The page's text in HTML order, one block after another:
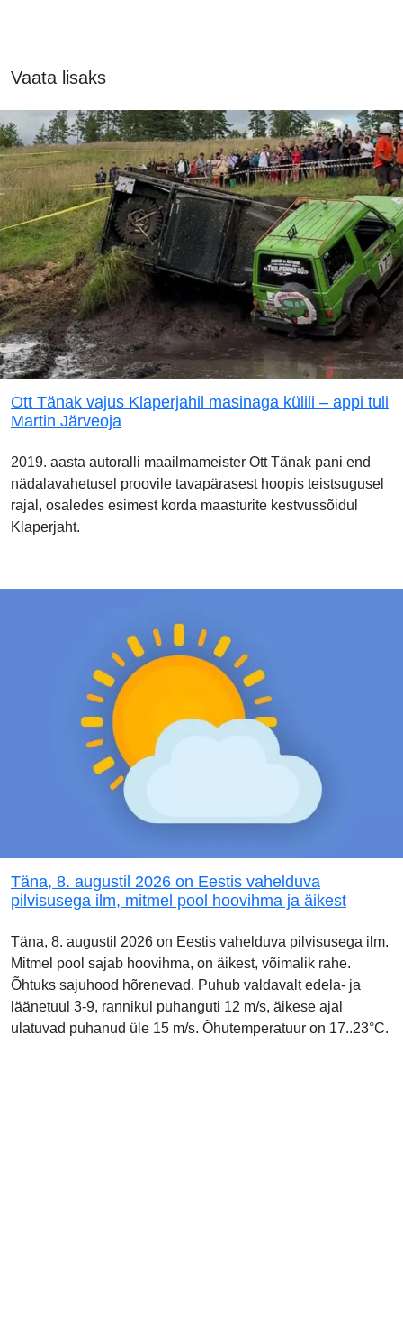
Vaata lisaks
Ott Tänak vajus Klaperjahil masinaga külili – appi tuli
Martin Järveoja
2019. aasta autoralli maailmameister Ott Tänak pani end
nädalavahetusel proovile tavapärasest hoopis teistsugusel
rajal, osaledes esimest korda maasturite kestvussõidul
Klaperjaht.
Täna, 8. augustil 2026 on Eestis vahelduva
pilvisusega ilm, mitmel pool hoovihma ja äikest
Täna, 8. augustil 2026 on Eestis vahelduva pilvisusega ilm.
Mitmel pool sajab hoovihma, on äikest, võimalik rahe.
Õhtuks sajuhood hõrenevad. Puhub valdavalt edela- ja
läänetuul 3-9, rannikul puhanguti 12 m/s, äikese ajal
ulatuvad puhanud üle 15 m/s. Õhutemperatuur on 17..23°C.